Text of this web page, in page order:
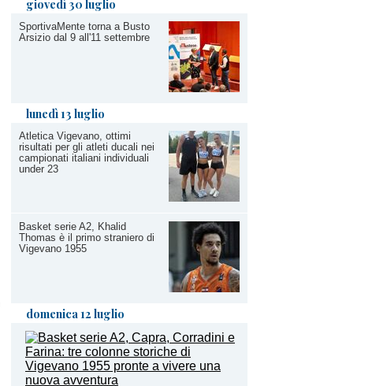
giovedì 30 luglio
SportivaMente torna a Busto
Arsizio dal 9 all'11 settembre
lunedì 13 luglio
Atletica Vigevano, ottimi
risultati per gli atleti ducali nei
campionati italiani individuali
under 23
Basket serie A2, Khalid
Thomas è il primo straniero di
Vigevano 1955
domenica 12 luglio